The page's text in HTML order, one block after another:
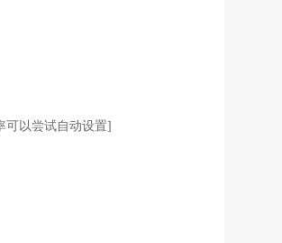
可以尝试自动设置]